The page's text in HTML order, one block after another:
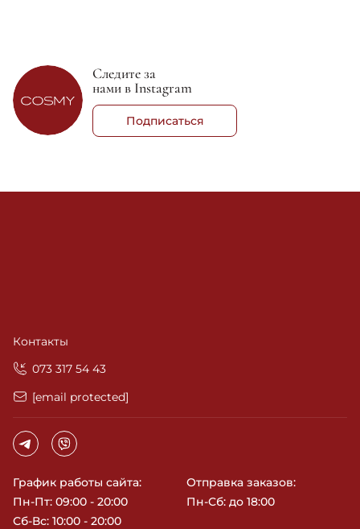
Body Cream
Бальзам для умывания Про-Коллаген Роза - Elemis Pro-
Collagen Rose Cleansing Balm- 2 943 грн
Следите за
нами в Instagram
Подписаться
Контакты
‎073 317 54 43
[email protected]
График работы сайта:
Пн-Пт: 09:00 - 20:00
Сб-Вс: 10:00 - 20:00
Отправка заказов:
Пн-Сб: до 18:00